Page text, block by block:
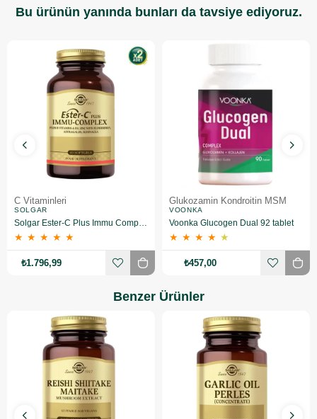
Bu ürünün yanında bunları da tavsiye ediyoruz.
C Vitaminleri
SOLGAR
★ ★ ★ ★ ★
₺1.796,99
Glukozamin Kondroitin MSM
VOONKA
Voonka Glucogen Dual 92 tablet
★ ★ ★ ★ ★
₺457,00
Benzer Ürünler